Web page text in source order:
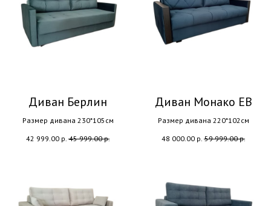
Диван Берлин
Размер дивана 230*105см
42 999.00 р. 45 999.00 р.
Диван Монако ЕВ
Размер дивана 220*102см
48 000.00 р. 59 999.00 р.